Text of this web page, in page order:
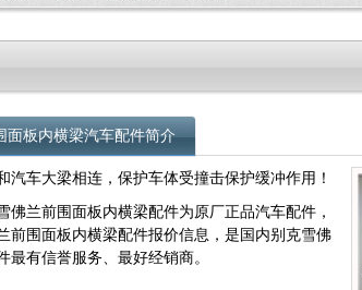
面板内横梁汽车配件简介
汽车大梁相连，保护车体受撞击保护缓冲作用！
佛兰前围面板内横梁配件为原厂正品汽车配件，
前围面板内横梁配件报价信息，是国内别克雪佛
最有信誉服务、最好经销商。